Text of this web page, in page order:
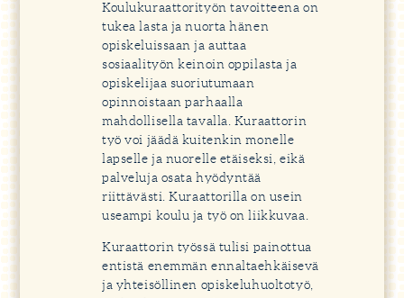
Koulukuraattorityön tavoitteena on
tukea lasta ja nuorta hänen
opiskeluissaan ja auttaa
sosiaalityön keinoin oppilasta ja
opiskelijaa suoriutumaan
opinnoistaan parhaalla
mahdollisella tavalla. Kuraattorin
työ voi jäädä kuitenkin monelle
lapselle ja nuorelle etäiseksi, eikä
palveluja osata hyödyntää
riittävästi. Kuraattorilla on usein
useampi koulu ja työ on liikkuvaa.
Kuraattorin työssä tulisi painottua
entistä enemmän ennaltaehkäisevä
ja yhteisöllinen opiskeluhuoltotyö,